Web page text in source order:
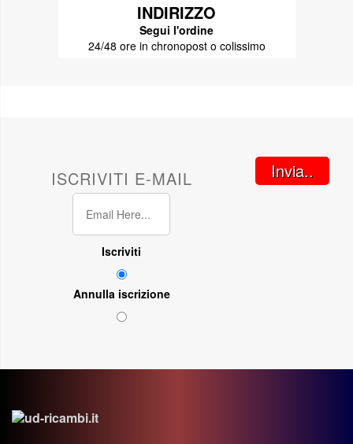
INDIRIZZO
Segui l'ordine
24/48 ore in chronopost o colissimo
ISCRIVITI E-MAIL
Iscriviti
Annulla iscrizione
Invia..